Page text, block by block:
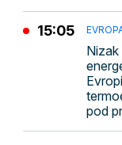
pod
15:05